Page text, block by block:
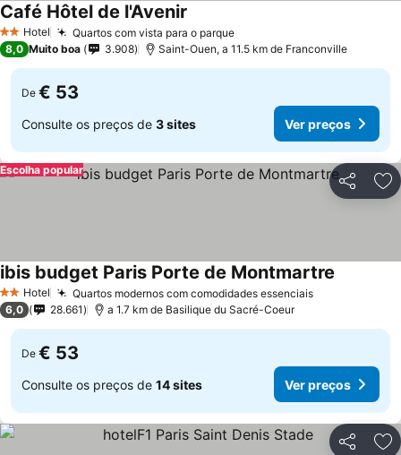
2 Estrelas
Hotel Quartos com vista para o parqueVer preços
Café Hôtel de l'Avenir
8,0 Muito boa 3.908 Saint-Ouen, a 11.5 km de Franconville
De € 53
Consulte os preços de 3 sites Ver preços
Partilhar
Escolha popular
2 Estrelas
Hotel Quartos modernos com comodidades essenciaisVer preços
ibis budget Paris Porte de Montmartre
6,0 28.661 a 1.7 km de Basilique du Sacré-Coeur
De € 53
Consulte os preços de 14 sites Ver preços
Partilhar